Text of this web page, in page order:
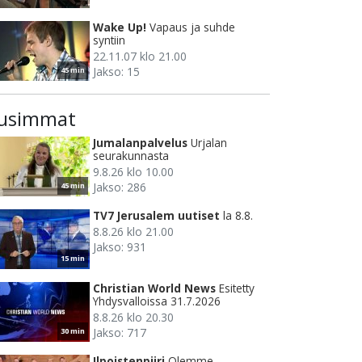
45 min
Wake Up! Vapaus ja suhde
syntiin
22.11.07 klo 21.00
Jakso: 15
45 min
Jumalanpalvelus Urjalan
seurakunnasta
9.8.26 klo 10.00
Jakso: 286
15 min
TV7 Jerusalem uutiset la 8.8.
8.8.26 klo 21.00
Jakso: 931
30 min
Christian World News Esitetty
Yhdysvalloissa 31.7.2026
8.8.26 klo 20.30
Jakso: 717